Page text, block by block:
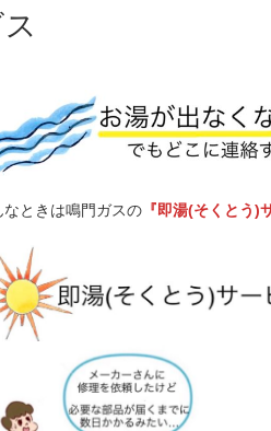
なときは鳴門ガスの 『即湯(そくとう)